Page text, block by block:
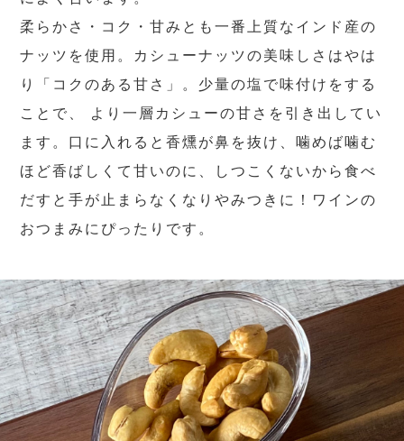
柔らかさ・コク・甘みとも一番上質なインド産の
ナッツを使用。カシューナッツの美味しさはやは
り「コクのある甘さ」。少量の塩で味付けをする
ことで、 より一層カシューの甘さを引き出してい
ます。口に入れると香燻が鼻を抜け、噛めば噛む
ほど香ばしくて甘いのに、しつこくないから食べ
だすと手が止まらなくなりやみつきに！ワインの
おつまみにぴったりです。